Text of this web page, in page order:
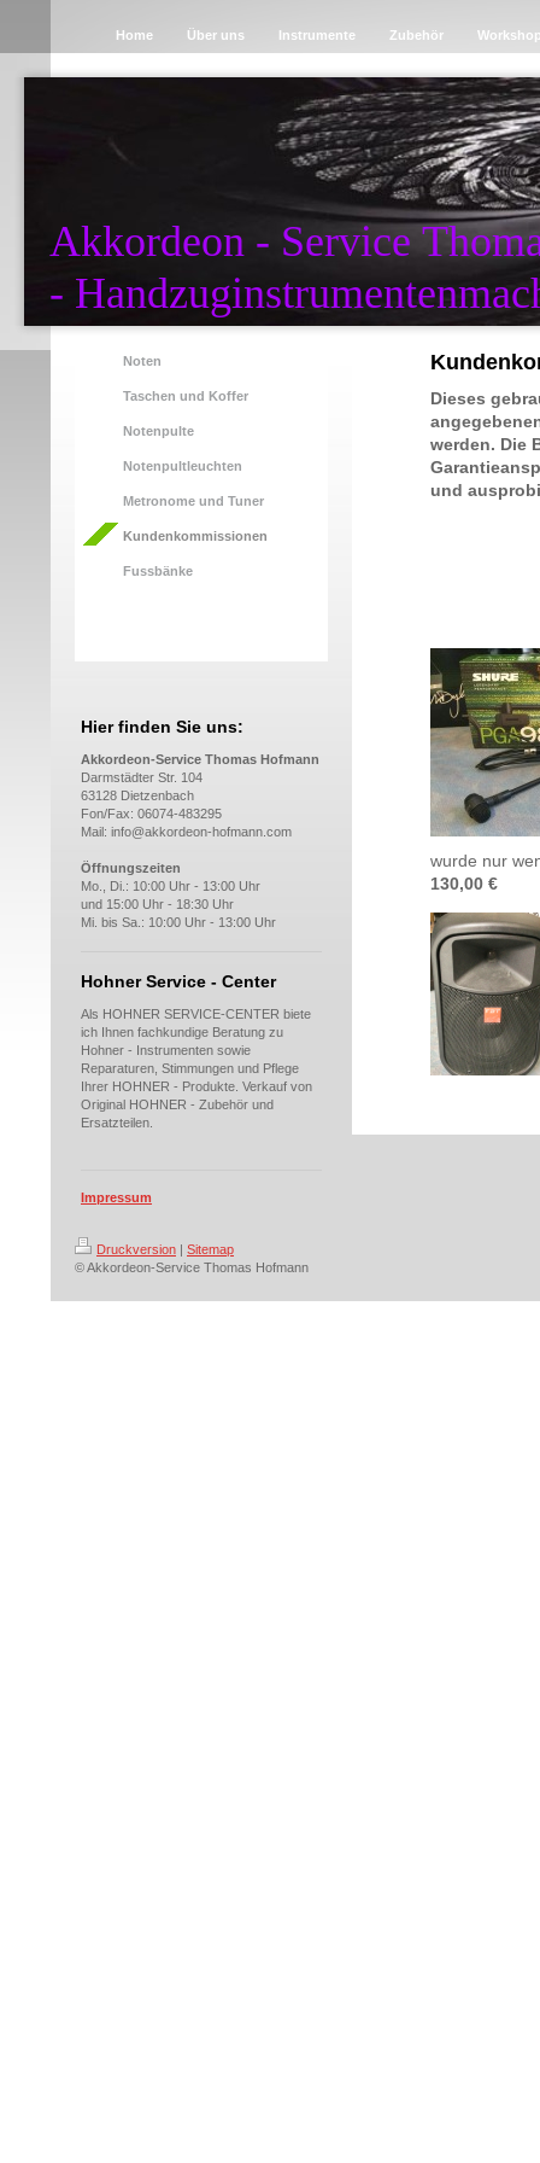
Home Über uns Instrumente Zubehör
Akkordeon - Service
-
Noten
Taschen und Koffer
Notenpulte
Notenpultleuchten
Metronome und Tuner
Kundenkommissionen
Fussbänke
Hier finden Sie uns:
Akkordeon-Service Thomas Hofmann
Darmstädter Str. 104
63128 Dietzenbach
Fon/Fax: 06074-483295
Mail: info@akkordeon-hofmann.com
Öffnungszeiten
Mo., Di.: 10:00 Uhr - 13:00 Uhr
und 15:00 Uhr - 18:30 Uhr
Mi. bis Sa.: 10:00 Uhr - 13:00 Uhr
Hohner Service - Center
Als HOHNER SERVICE-CENTER biete
ich Ihnen fachkundige Beratung zu
Hohner - Instrumenten sowie
Reparaturen, Stimmungen und Pflege
Ihrer HOHNER - Produkte. Verkauf von
Original HOHNER - Zubehör und
Ersatzteilen.
Impressum
Dieses
werden. Die
und
wurde nur
130,00 €
Druckversion | Sitemap
© Akkordeon-Service Thomas Hofmann